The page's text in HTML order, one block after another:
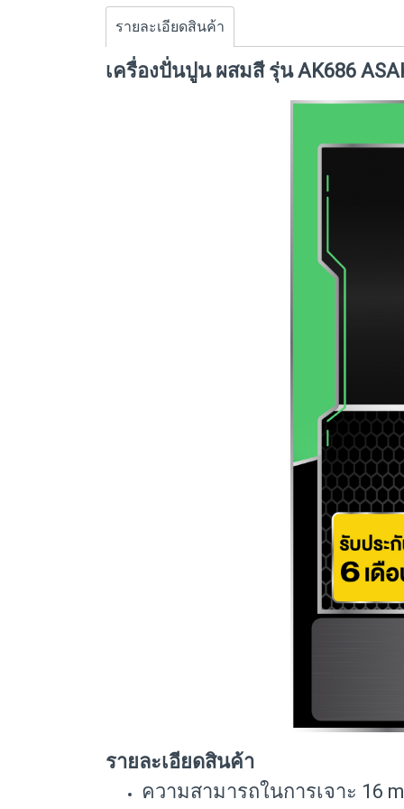
รายละเอียดสินค้า
เครื่องปั่นปูน ผสมสี รุ่น AK686
รายละเอียดสินค้า
ความสามารถในการเจาะ 16